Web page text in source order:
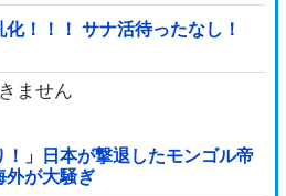
化！！！ サナ活待ったなし！
ません
」日本が撃退したモンゴル帝
外が大騒ぎ